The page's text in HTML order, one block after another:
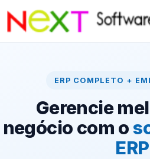
ERP COMPLETO +
Gerencie
negócio com o
ERP